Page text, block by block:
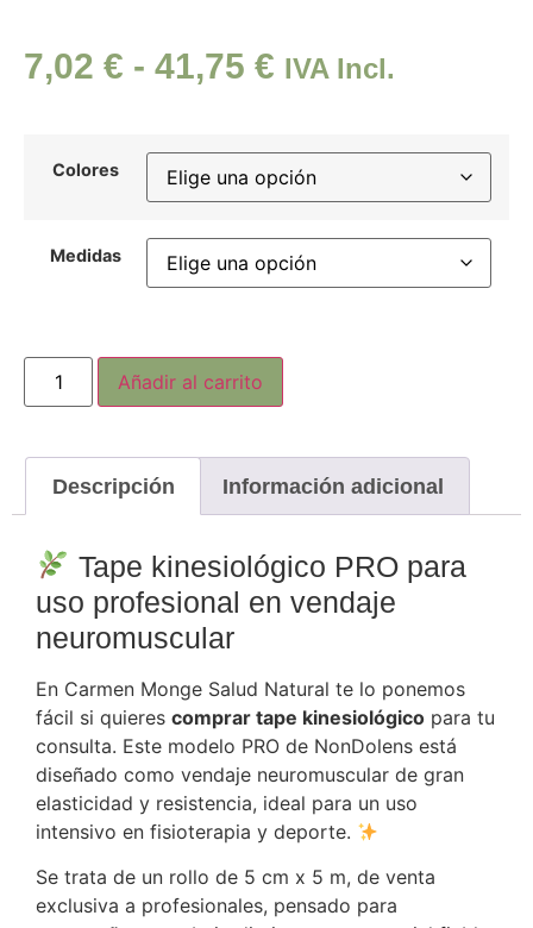
7,02 € - 41,75 € IVA Incl.
Colores
Medidas
Añadir al carrito
Descripción Información adicional
Tape kinesiológico PRO para
uso profesional en vendaje
neuromuscular
En Carmen Monge Salud Natural te lo ponemos
fácil si quieres comprar tape kinesiológico para tu
consulta. Este modelo PRO de NonDolens está
diseñado como vendaje neuromuscular de gran
elasticidad y resistencia, ideal para un uso
intensivo en fisioterapia y deporte.
Se trata de un rollo de 5 cm x 5 m, de venta
exclusiva a profesionales, pensado para